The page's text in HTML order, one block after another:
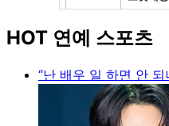
HOT 연예 스포츠
“난 배우 일 하면 안 되